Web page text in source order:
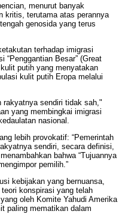
menurut banyak
kritis, terutama atas perannya
genosida yang terus
terhadap imigrasi
“Penggantian Besar” (Great
putih yang menyatakan
kulit putih Eropa melalui
rakyatnya sendiri tidak sah,"
yang membingkai imigrasi
nasional.
lebih provokatif: “Pemerintah
sendiri, secara definisi,
bahwa “Tujuannya
pemilih.”
kebijakan yang bernuansa,
konspirasi yang telah
oleh Komite Yahudi Amerika
paling mematikan dalam